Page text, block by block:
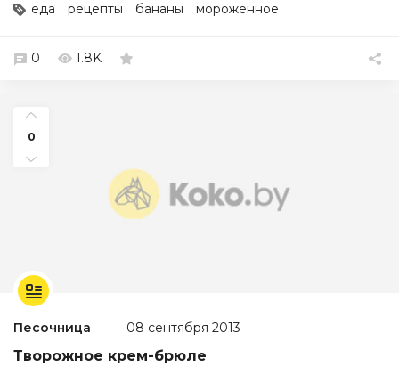
еда рецепты бананы мороженное
0 1.8K
0
Песочница 08 сентября 2013
Творожное крем-брюле